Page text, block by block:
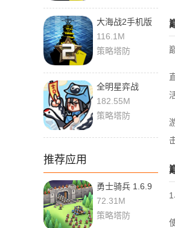
大海战2手机版
1.41 官方版
116.1M
策略塔防
全明星弈战
1.0.15 安卓版
182.55M
策略塔防
推荐应用
勇士骑兵 1.6.9
安卓版
72.31M
策略塔防